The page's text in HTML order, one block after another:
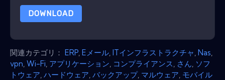
DOWNLOAD
関連カテゴリ： ERP Eメール ITインフラストラクチャ Nas
vpn Wi-Fi アプリケーション コンプライアンス さん ソフ
トウェア ハードウェア バックアップ, マルウェア モバイル